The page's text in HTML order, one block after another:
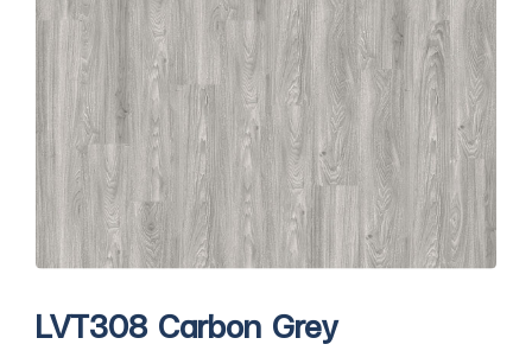
LVT308 Carbon Grey